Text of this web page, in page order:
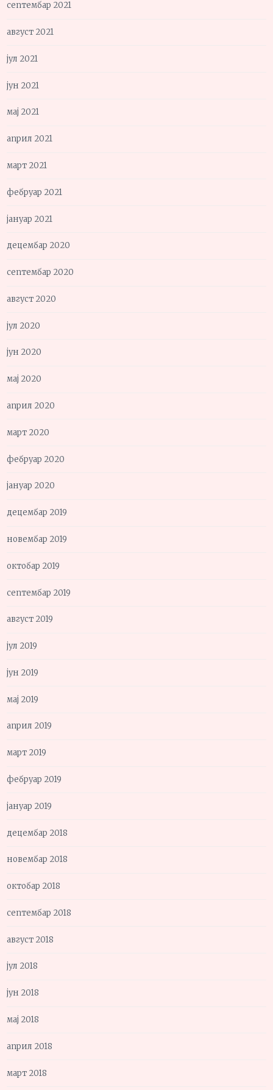
септембар 2021
август 2021
јул 2021
јун 2021
мај 2021
април 2021
март 2021
фебруар 2021
јануар 2021
децембар 2020
септембар 2020
август 2020
јул 2020
јун 2020
мај 2020
април 2020
март 2020
фебруар 2020
јануар 2020
децембар 2019
новембар 2019
октобар 2019
септембар 2019
август 2019
јул 2019
јун 2019
мај 2019
април 2019
март 2019
фебруар 2019
јануар 2019
децембар 2018
новембар 2018
октобар 2018
септембар 2018
август 2018
јул 2018
јун 2018
мај 2018
април 2018
март 2018